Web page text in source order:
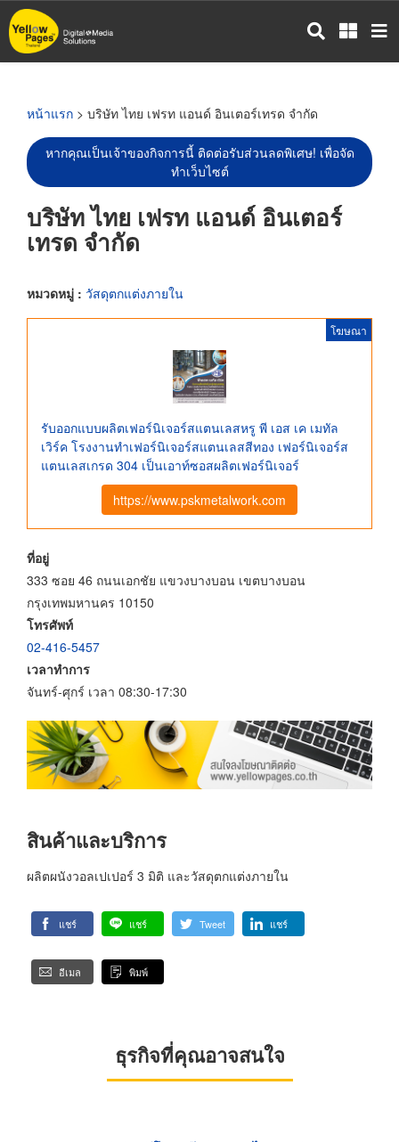
ข้าม
ไป
หน้าแรก > บริษัท ไทย เฟรท แอนด์ อินเตอร์เทรด จำกัด
หากคุณเป็นเจ้าของกิจการนี้ ติดต่อรับส่วนลดพิเศษ! เพื่อจัด
ทำเว็บไซต์
บริษัท ไทย เฟรท แอนด์ อินเตอร์
เทรด จำกัด
หมวดหมู่ : วัสดุตกแต่งภายใน
โฆษณา
รับออกแบบผลิตเฟอร์นิเจอร์สแตนเลสหรู พี เอส เค เมทัล
เวิร์ค โรงงานทําเฟอร์นิเจอร์สแตนเลสสีทอง เฟอร์นิเจอร์ส
แตนเลสเกรด 304 เป็นเอาท์ซอสผลิตเฟอร์นิเจอร์
https://www.pskmetalwork.com
ที่อยู่
333 ซอย 46 ถนนเอกชัย แขวงบางบอน เขตบางบอน
กรุงเทพมหานคร 10150
โทรศัพท์
02-416-5457
เวลาทำการ
จันทร์-ศุกร์ เวลา 08:30-17:30
สินค้าและบริการ
ผลิตผนังวอลเปเปอร์ 3 มิติ และวัสดุตกแต่งภายใน
แชร์ แชร์ Tweet แชร์
อีเมล พิมพ์
ธุรกิจที่คุณอาจสนใจ